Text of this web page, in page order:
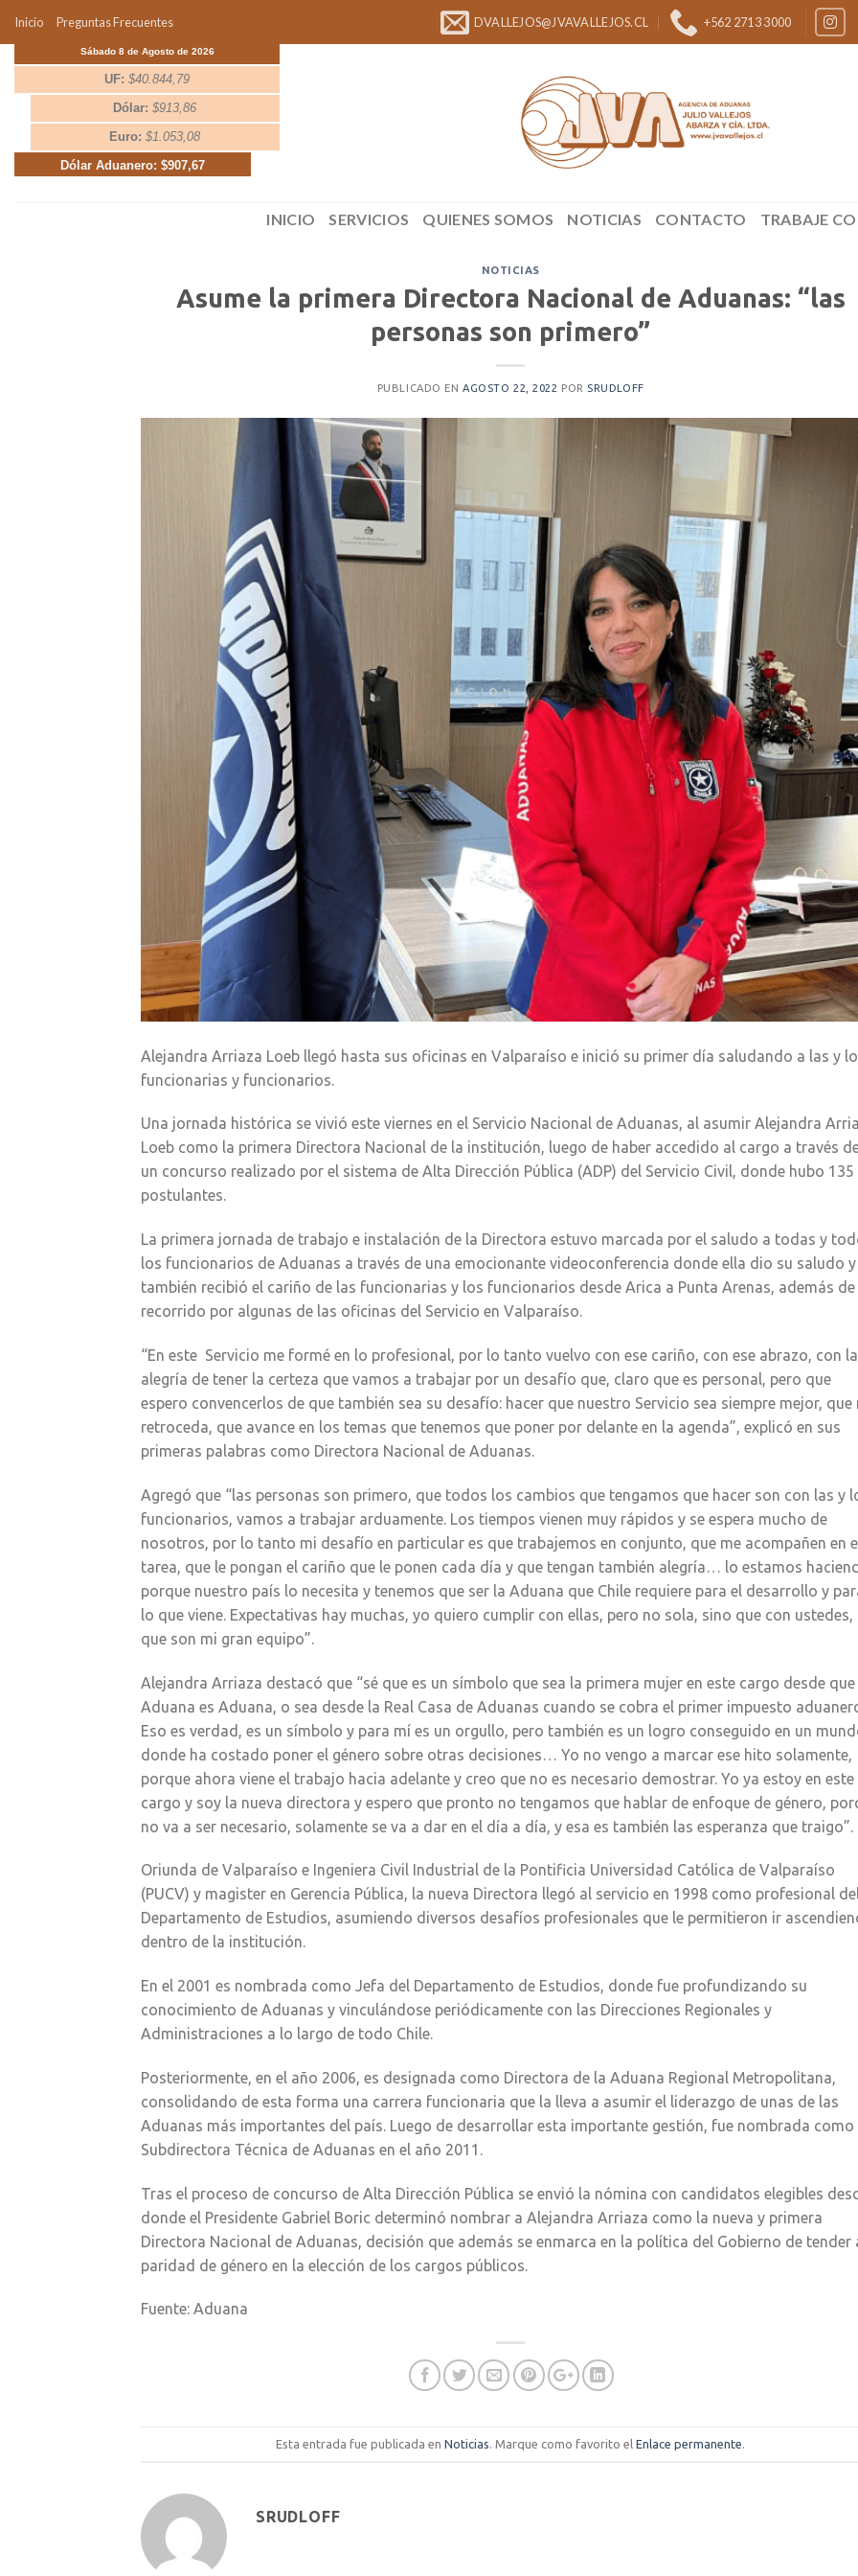
Inicio Preguntas Frecuentes DVALLEJOS@JVAVALLEJOS.CL +562 2713 3000
Sábado 8 de Agosto de 2026
UF: $40.844,79
Dólar: $913,86
Euro: $1.053,08
Dólar Aduanero: $907,67
INICIO SERVICIOS QUIENES SOMOS NOTICIAS CONTACTO TRABAJE
NOTICIAS
Asume la primera Directora Nacional de Aduanas: “las
personas son primero”
PUBLICADO ENAGOSTO 22, 2022 POR SRUDLOFF
Alejandra Arriaza Loeb llegó hasta sus oficinas en Valparaíso e inició su primer día saludando a las y
funcionarias y funcionarios.
Una jornada histórica se vivió este viernes en el Servicio Nacional de Aduanas, al asumir Alejandra
Loeb como la primera Directora Nacional de la institución, luego de haber accedido al cargo a través
un concurso realizado por el sistema de Alta Dirección Pública (ADP) del Servicio Civil, donde hubo 135
postulantes.
La primera jornada de trabajo e instalación de la Directora estuvo marcada por el saludo a todas y
los funcionarios de Aduanas a través de una emocionante videoconferencia donde ella dio su saludo y
también recibió el cariño de las funcionarias y los funcionarios desde Arica a Punta Arenas, además de
recorrido por algunas de las oficinas del Servicio en Valparaíso.
“En este Servicio me formé en lo profesional, por lo tanto vuelvo con ese cariño, con ese abrazo, con la
alegría de tener la certeza que vamos a trabajar por un desafío que, claro que es personal, pero que
espero convencerlos de que también sea su desafío: hacer que nuestro Servicio sea siempre mejor, que
retroceda, que avance en los temas que tenemos que poner por delante en la agenda”, explicó en sus
primeras palabras como Directora Nacional de Aduanas.
Agregó que “las personas son primero, que todos los cambios que tengamos que hacer son con las y
funcionarios, vamos a trabajar arduamente. Los tiempos vienen muy rápidos y se espera mucho de
nosotros, por lo tanto mi desafío en particular es que trabajemos en conjunto, que me acompañen en
tarea, que le pongan el cariño que le ponen cada día y que tengan también alegría… lo estamos
porque nuestro país lo necesita y tenemos que ser la Aduana que Chile requiere para el desarrollo y
lo que viene. Expectativas hay muchas, yo quiero cumplir con ellas, pero no sola, sino que con ustedes,
que son mi gran equipo”.
Alejandra Arriaza destacó que “sé que es un símbolo que sea la primera mujer en este cargo desde que
Aduana es Aduana, o sea desde la Real Casa de Aduanas cuando se cobra el primer impuesto
Eso es verdad, es un símbolo y para mí es un orgullo, pero también es un logro conseguido en un
donde ha costado poner el género sobre otras decisiones… Yo no vengo a marcar ese hito solamente,
porque ahora viene el trabajo hacia adelante y creo que no es necesario demostrar. Yo ya estoy en este
cargo y soy la nueva directora y espero que pronto no tengamos que hablar de enfoque de género,
no va a ser necesario, solamente se va a dar en el día a día, y esa es también las esperanza que traigo”.
Oriunda de Valparaíso e Ingeniera Civil Industrial de la Pontificia Universidad Católica de Valparaíso
(PUCV) y magister en Gerencia Pública, la nueva Directora llegó al servicio en 1998 como profesional
Departamento de Estudios, asumiendo diversos desafíos profesionales que le permitieron ir
dentro de la institución.
En el 2001 es nombrada como Jefa del Departamento de Estudios, donde fue profundizando su
conocimiento de Aduanas y vinculándose periódicamente con las Direcciones Regionales y
Administraciones a lo largo de todo Chile.
Posteriormente, en el año 2006, es designada como Directora de la Aduana Regional Metropolitana,
consolidando de esta forma una carrera funcionaria que la lleva a asumir el liderazgo de unas de las
Aduanas más importantes del país. Luego de desarrollar esta importante gestión, fue nombrada como
Subdirectora Técnica de Aduanas en el año 2011.
Tras el proceso de concurso de Alta Dirección Pública se envió la nómina con candidatos elegibles
donde el Presidente Gabriel Boric determinó nombrar a Alejandra Arriaza como la nueva y primera
Directora Nacional de Aduanas, decisión que además se enmarca en la política del Gobierno de tender
paridad de género en la elección de los cargos públicos.
Fuente: Aduana
Esta entrada fue publicada enNoticias. Marque como favorito elEnlace permanente.
SRUDLOFF